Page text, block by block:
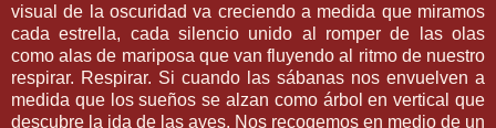
visual de la oscuridad va creciendo a medida que miramos
cada estrella, cada silencio unido al romper de las olas
como alas de mariposa que van fluyendo al ritmo de nuestro
respirar. Respirar. Si cuando las sábanas nos envuelven a
medida que los sueños se alzan como árbol en vertical que
descubre la ida de las aves. Nos recogemos en medio de un